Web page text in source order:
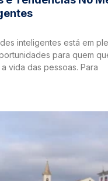
inteligentes está em
para quem
vida das pessoas. Para